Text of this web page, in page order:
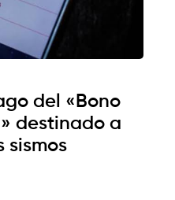
del «Bono
destinado a
sismos